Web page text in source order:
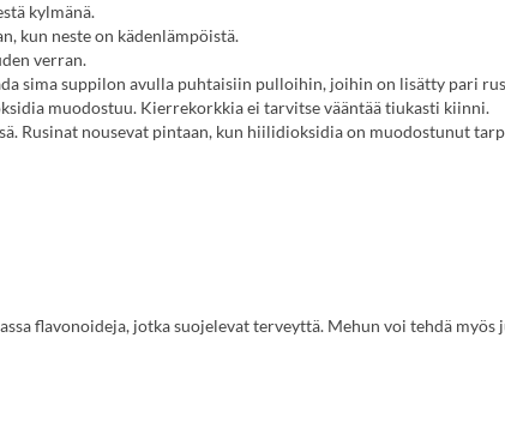
kylmänä.
kun neste on kädenlämpöistä.
verran.
sima suppilon avulla puhtaisiin pulloihin, joihin on lisätty pari
muodostuu. Kierrekorkkia ei tarvitse vääntää tiukasti kiinni.
Rusinat nousevat pintaan, kun hiilidioksidia on muodostunut
flavonoideja, jotka suojelevat terveyttä. Mehun voi tehdä myös